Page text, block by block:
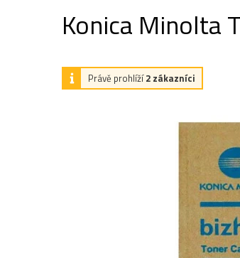
Konica Minolta
Právě prohlíží2 zákazníci